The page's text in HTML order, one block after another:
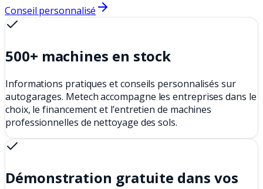
Conseil personnalisé
500+ machines en stock
Informations pratiques et conseils personnalisés sur
autogarages. Metech accompagne les entreprises dans le
choix, le financement et l’entretien de machines
professionnelles de nettoyage des sols.
Démonstration gratuite dans vos